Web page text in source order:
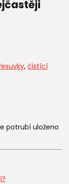
, čistící
potrubí uloženo